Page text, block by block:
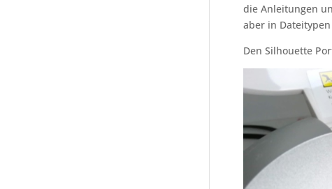
die Anleitungen
aber in
Den Silhouette